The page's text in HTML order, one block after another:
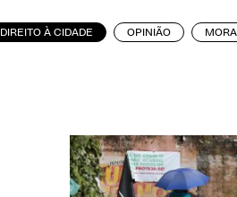
DIREITO À CIDADE OPINIÃO